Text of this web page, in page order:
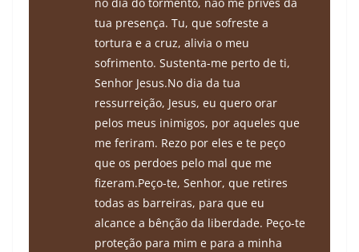
tua presença. Tu, que sofreste a
tortura e a cruz, alivia o meu
sofrimento. Sustenta-me perto de ti,
Senhor Jesus.No dia da tua
ressurreição, Jesus, eu quero orar
pelos meus inimigos, por aqueles que
me feriram. Rezo por eles e te peço
que os perdoes pelo mal que me
fizeram.Peço-te, Senhor, que retires
todas as barreiras, para que eu
alcance a bênção da liberdade. Peço-te
proteção para mim e para a minha